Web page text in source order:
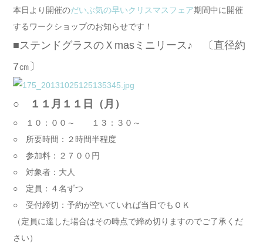
本日より開催のだいぶ気の早いクリスマスフェア期間中に開催
するワークショップのお知らせです！
■ステンドグラスのＸmasミニリース♪ 〔直径約
7㎝〕
○ １１月１１日（月）
○ １０：００～ １３：３０～
○ 所要時間：２時間半程度
○ 参加料：２７００円
○ 対象者：大人
○ 定員：４名ずつ
○ 受付締切：予約が空いていれば当日でもＯＫ
（定員に達した場合はその時点で締め切りますのでご了承くだ
さい）